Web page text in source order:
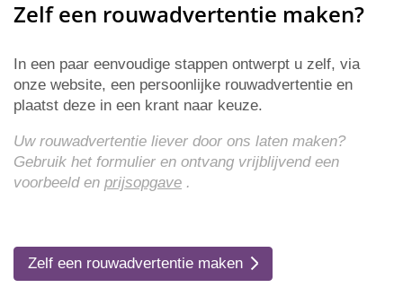
Zelf een rouwadvertentie maken?
In een paar eenvoudige stappen ontwerpt u zelf, via
onze website, een persoonlijke rouwadvertentie en
plaatst deze in een krant naar keuze.
Uw rouwadvertentie liever door ons laten maken?
Gebruik het formulier en ontvang vrijblijvend een
voorbeeld en prijsopgave .
Zelf een rouwadvertentie maken